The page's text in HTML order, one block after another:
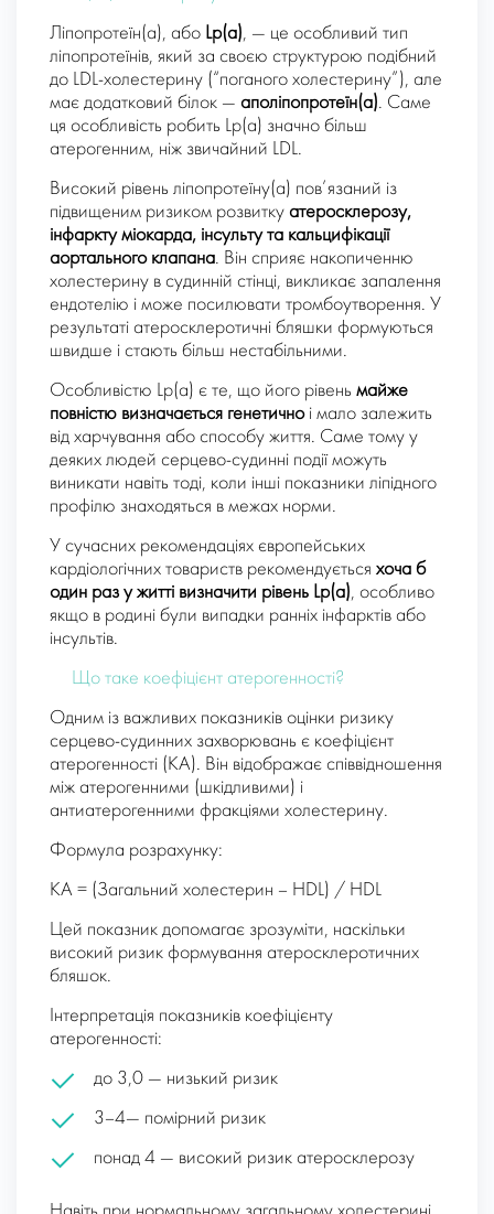
Ліпопротеїн(a), або Lp(a), — це особливий тип
ліпопротеїнів, який за своєю структурою подібний
до LDL-холестерину (“поганого холестерину”), але
має додатковий білок — аполіпопротеїн(a). Саме
ця особливість робить Lp(a) значно більш
атерогенним, ніж звичайний LDL.
Високий рівень ліпопротеїну(a) пов’язаний із
підвищеним ризиком розвитку атеросклерозу,
інфаркту міокарда, інсульту та кальцифікації
аортального клапана. Він сприяє накопиченню
холестерину в судинній стінці, викликає запалення
ендотелію і може посилювати тромбоутворення. У
результаті атеросклеротичні бляшки формуються
швидше і стають більш нестабільними.
Особливістю Lp(a) є те, що його рівень майже
повністю визначається генетичноі мало залежить
від харчування або способу життя. Саме тому у
деяких людей серцево-судинні події можуть
виникати навіть тоді, коли інші показники ліпідного
профілю знаходяться в межах норми.
У сучасних рекомендаціях європейських
кардіологічних товариств рекомендується хоча б
один раз у житті визначити рівень Lp(a), особливо
якщо в родині були випадки ранніх інфарктів або
інсультів.
Що таке коефіцієнт атерогенності?
Одним із важливих показників оцінки ризику
серцево-судинних захворювань є коефіцієнт
атерогенності (КА). Він відображає співвідношення
між атерогенними (шкідливими) і
антиатерогенними фракціями холестерину.
Формула розрахунку:
КА = (Загальний холестерин – HDL) / HDL
Цей показник допомагає зрозуміти, наскільки
високий ризик формування атеросклеротичних
бляшок.
Інтерпретація показників коефіцієнту
атерогенності:
до 3,0 — низький ризик
3–4— помірний ризик
понад 4 — високий ризик атеросклерозу